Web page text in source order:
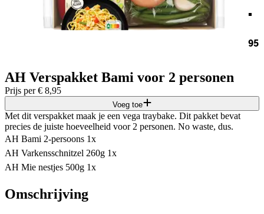
.
95
AH Verspakket Bami voor 2 personen
Prijs per € 8,95
Voeg toe
Met dit verspakket maak je een vega traybake. Dit pakket bevat
precies de juiste hoeveelheid voor 2 personen. No waste, dus.
AH Bami 2-persoons 1x
AH Varkensschnitzel 260g 1x
AH Mie nestjes 500g 1x
Omschrijving